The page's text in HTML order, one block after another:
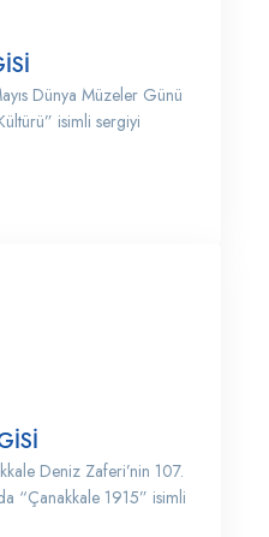
Dünya Müzeler Günü
isimli sergiyi
Deniz Zaferi’nin 107.
“Çanakkale 1915” isimli